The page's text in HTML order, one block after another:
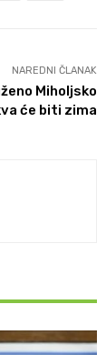
NAREDNI ČLANAK
Miholjsko
će biti zima